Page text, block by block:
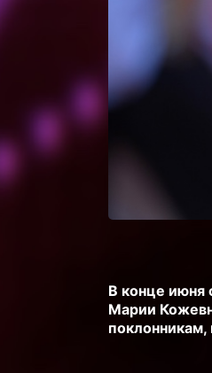
В конце июня
Марии